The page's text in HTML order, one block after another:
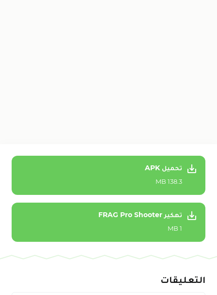
تحميل APK
138.3 MB
تهكير FRAG Pro Shooter
1 MB
التعليقات